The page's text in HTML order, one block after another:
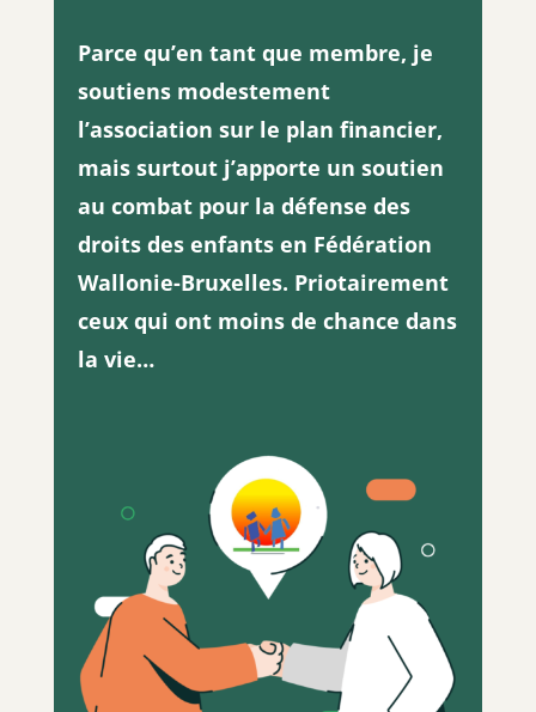
Parce qu’en tant que membre, je
soutiens modestement
l’association sur le plan financier,
mais surtout j’apporte un soutien
au combat pour la défense des
droits des enfants en Fédération
Wallonie-Bruxelles. Priotairement
ceux qui ont moins de chance dans
la vie…